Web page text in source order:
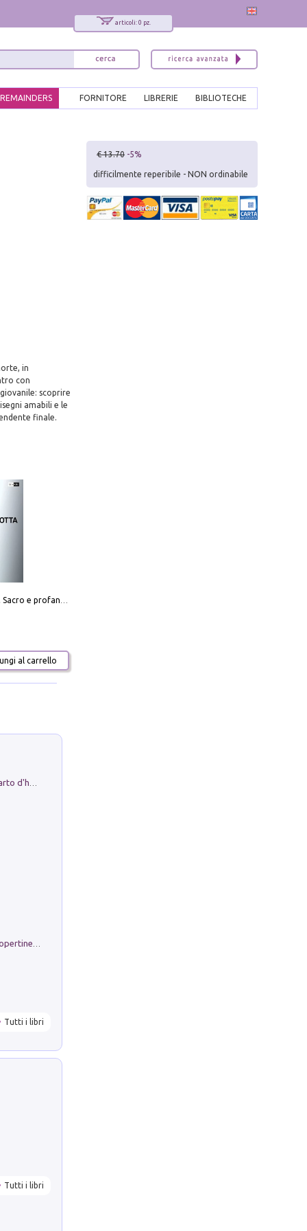
articoli: 0 pz.
BIBLIOTECHE
LIBRERIE
FORNITORE
REMAINDERS
in
con
scoprire
amabili e le
finale.
al carrello
Tutti i libri
Tutti i libri
€ 13.70 -5%
difficilmente reperibile - NON ordinabile
x
Allora iscriviti alla nostra newsletter!
Sarai informato delle nostre novità, potrai
comunque cancellarti quando desideri.